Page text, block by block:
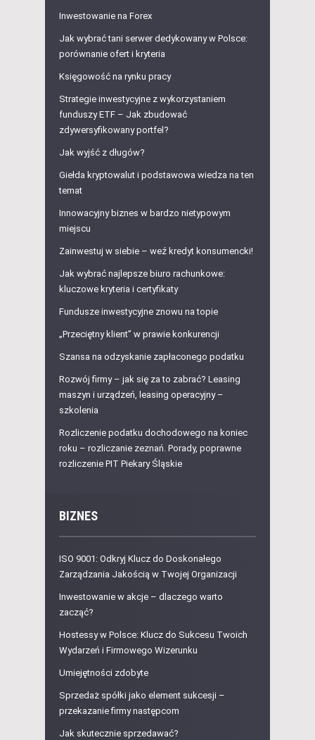
Inwestowanie na Forex
Jak wybrać tani serwer dedykowany w Polsce:
porównanie ofert i kryteria
Księgowość na rynku pracy
Strategie inwestycyjne z wykorzystaniem
funduszy ETF – Jak zbudować
zdywersyfikowany portfel?
Jak wyjść z długów?
Giełda kryptowalut i podstawowa wiedza na ten
temat
Innowacyjny biznes w bardzo nietypowym
miejscu
Zainwestuj w siebie – weź kredyt konsumencki!
Jak wybrać najlepsze biuro rachunkowe:
kluczowe kryteria i certyfikaty
Fundusze inwestycyjne znowu na topie
„Przeciętny klient” w prawie konkurencji
Szansa na odzyskanie zapłaconego podatku
Rozwój firmy – jak się za to zabrać? Leasing
maszyn i urządzeń, leasing operacyjny –
szkolenia
Rozliczenie podatku dochodowego na koniec
roku – rozliczanie zeznań. Porady, poprawne
rozliczenie PIT Piekary Śląskie
BIZNES
ISO 9001: Odkryj Klucz do Doskonałego
Zarządzania Jakością w Twojej Organizacji
Inwestowanie w akcje – dlaczego warto
zacząć?
Hostessy w Polsce: Klucz do Sukcesu Twoich
Wydarzeń i Firmowego Wizerunku
Umiejętności zdobyte
Sprzedaż spółki jako element sukcesji –
przekazanie firmy następcom
Jak skutecznie sprzedawać?